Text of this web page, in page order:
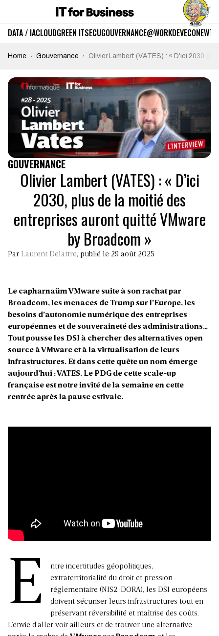
DATA / IACLOUDGREEN ITSECUGOUVERNANCE@WORKDEVECO
Home Gouvernance Olivier Lambert (VATES) : « D’ici 2030,
GOUVERNANCE
Olivier Lambert (VATES) : « D’ici
2030, plus de la moitié des
entreprises auront quitté VMware
by Broadcom »
Par Laurent Delattre, publié le 29 août 2025
Le capharnaüm VMware suite à son rachat par
Broadcom, les menaces de Trump sur l’Europe, les
besoins d’autonomie numérique des entreprises
européennes et de souveraineté des administrations…
Tout pousse les DSI à chercher des alternatives open
source à VMware et à la virtualisation de leurs
infrastructures. Et dans cette quête un nom émerge
aujourd’hui : VATES. Le PDG de cette scale-up
française est notre invité de la semaine en cette
rentrée après la pause estivale.
E
ntre incertitudes géopolitiques,
extraterritorialité du droit et pression
réglementaire (NIS2, DORA), les DSI européens
doivent sécuriser leurs infrastructures tout en
préservant réversibilité et maîtrise des coûts.
L’envie d’aller voir ailleurs et de trouver une alternative